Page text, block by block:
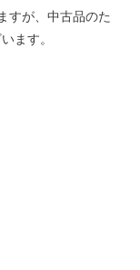
すが、中古品のた
ます。